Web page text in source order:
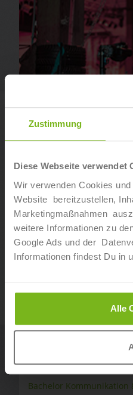
Zustimmung
Diese Webseite verwendet
Wir verwenden Cookies
Website bereitzustellen,
Marketingmaßnahmen
weitere Informationen zu
Google Ads und der
Informationen findest Du in
Alle
Geprüfter
Bachelor Kommunikation